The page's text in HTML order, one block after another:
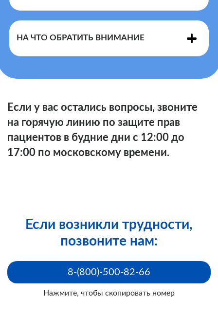
Перечнем
НА ЧТО ОБРАТИТЬ ВНИМАНИЕ
Если у вас остались вопросы, звоните
на горячую линию по защите прав
пациентов в будние дни с 12:00 до
17:00 по московскому времени.
Если возникли трудности,
позвоните нам:
8-(800)-500-82-66
Нажмите, чтобы скопировать номер